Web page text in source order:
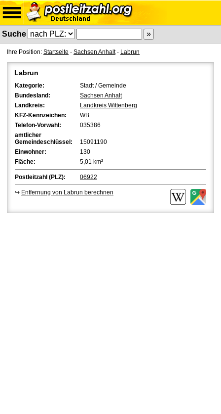
Suche
Ihre Position: Startseite - Sachsen Anhalt- Labrun
Labrun
Kategorie:
Stadt / Gemeinde
Bundesland:
Sachsen Anhalt
Landkreis:
Landkreis Wittenberg
KFZ-Kennzeichen:
WB
Telefon-Vorwahl:
035386
amtlicher
Gemeindeschlüssel:
15091190
Einwohner:
130
Fläche:
5,01 km²
Postleitzahl (PLZ): 06922
↪ Entfernung von Labrun berechnen